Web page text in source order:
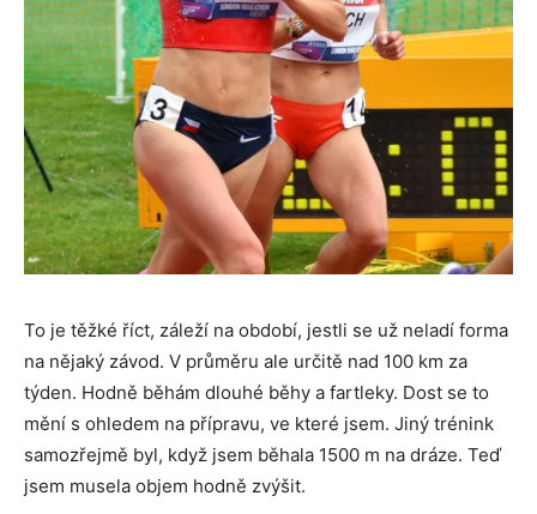
To je těžké říct, záleží na období, jestli se už neladí forma
na nějaký závod. V průměru ale určitě nad 100 km za
týden. Hodně běhám dlouhé běhy a fartleky. Dost se to
mění s ohledem na přípravu, ve které jsem. Jiný trénink
samozřejmě byl, když jsem běhala 1500 m na dráze. Teď
jsem musela objem hodně zvýšit.